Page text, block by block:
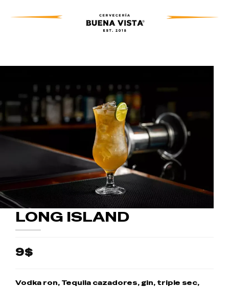
LONG ISLAND
9$
Vodka ron, Tequila cazadores, gin, triple sec,